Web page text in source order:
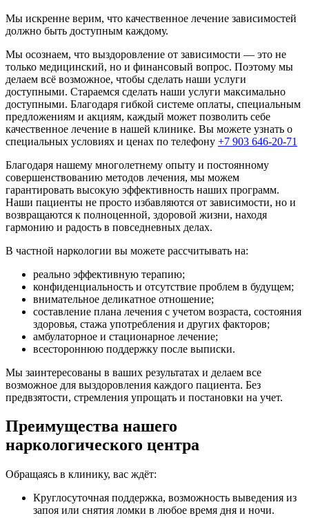
реабилитации. Я получила такую колоссальную
поддержку и помощь, начала лечение. Ваш подход, ваш
других зависимых — у меня нет слов. Мой стаж более 5
лет, и тут вы мне показываете новую и счастливую
жизнь без наркотиков. Во что я и поверить уже не
могла. Огромное вам спасибо!
госпитализации матери. Более 15 лет она находилась в
алкогольной зависимости, и сама предпринимать какие-
то действия не хотела. Я благодарен вашей команде
наркологов за оперативность и чёткость действий. В
клинике мать получила огромнейший опыт и знания,
как справляться со своими эмоциями, тревогой,
у неё сейчас новая и светлая жизнь!
Очень рада, что попала именно на ваш сайт и набрала
вам. Получила первичную консультацию, после
назначили приём психолога. Мне было важно найти
специалиста, с которым мне будет комфортно. И уже
после нескольких сеансов терапии мне намного легче.
Большой плюс, что сеансы могут проходить по скайпу,
и не надо никуда ехать.
Мы искренне верим, что качественное лечение зависимостей
должно быть доступным каждому.
Мы осознаем, что выздоровление от зависимости — это не
только медицинский, но и финансовый вопрос. Поэтому мы
делаем всё возможное, чтобы сделать наши услуги
доступными. Стараемся сделать наши услуги максимально
доступными. Благодаря гибкой системе оплаты, специальным
предложениям и акциям, каждый может позволить себе
качественное лечение в нашей клинике. Вы можете узнать о
специальных условиях и ценах по телефону +7 903 646-20-71
Благодаря нашему многолетнему опыту и постоянному
совершенствованию методов лечения, мы можем
гарантировать высокую эффективность наших программ.
Наши пациенты не просто избавляются от зависимости, но и
возвращаются к полноценной, здоровой жизни, находя
гармонию и радость в повседневных делах.
В частной наркологии вы можете рассчитывать на:
реально эффективную терапию;
конфиденциальность и отсутствие проблем в будущем;
внимательное деликатное отношение;
составление плана лечения с учетом возраста, состояния
здоровья, стажа употребления и других факторов;
амбулаторное и стационарное лечение;
всестороннюю поддержку после выписки.
Мы заинтересованы в ваших результатах и делаем все
возможное для выздоровления каждого пациента. Без
предвзятости, стремления упрощать и постановки на учет.
Преимущества нашего
наркологического центра
Обращаясь в клинику, вас ждёт:
Круглосуточная поддержка, возможность выведения из
запоя или снятия ломки в любое время дня и ночи.